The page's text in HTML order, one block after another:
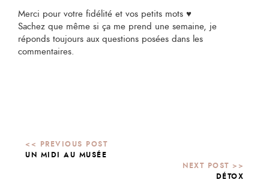
Merci pour votre fidélité et vos petits mots ♥
Sachez que même si ça me prend une semaine, je
réponds toujours aux questions posées dans les
commentaires.
UN MIDI AU MUSÉE
DÉTOX